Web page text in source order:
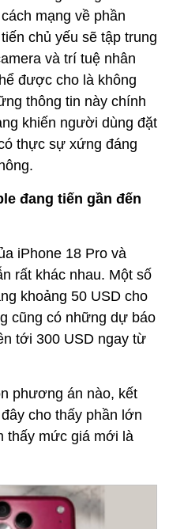
mạng về phần
chủ yếu sẽ tập trung
và trí tuệ nhân
được cho là không
thông tin này chính
khiến người dùng đặt
thực sự xứng đáng
đang tiến gần đến
iPhone 18 Pro và
rất khác nhau. Một số
khoảng 50 USD cho
cũng có những dự báo
tới 300 USD ngay từ
phương án nào, kết
cho thấy phần lớn
thấy mức giá mới là